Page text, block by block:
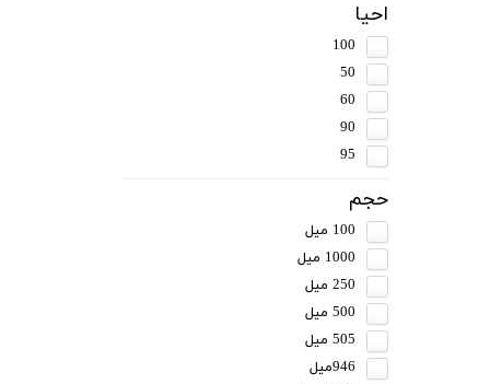
احیا
100
50
60
90
95
حجم
100 میل
1000 میل
250 میل
500 میل
505 میل
946میل